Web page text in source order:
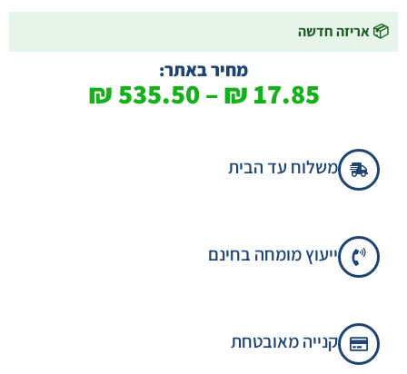
📦 אריזה חדשה
מחיר באתר:
17.85
₪
–
535.50
₪
משלוח עד הבית
ייעוץ מומחה בחינם
קנייה מאובטחת